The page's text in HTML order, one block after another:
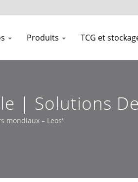
Produits TCG et
| Solutions
B2B – Leos'
mondiaux – Leos'